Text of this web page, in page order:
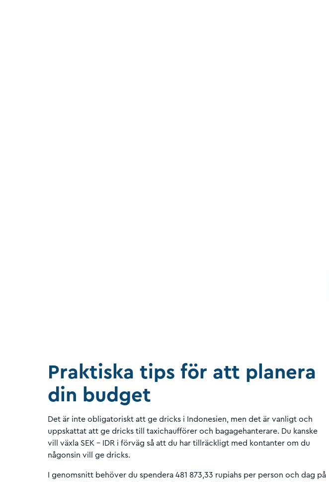
Praktiska tips för att planera
din budget
Det är inte obligatoriskt att ge dricks i Indonesien, men det är vanligt och
uppskattat att ge dricks till taxichaufförer och bagagehanterare. Du kanske
vill växla SEK - IDR i förväg så att du har tillräckligt med kontanter om du
någonsin vill ge dricks.
I genomsnitt behöver du spendera 481 873,33 rupiahs per person och dag på